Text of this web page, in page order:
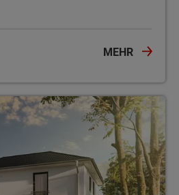
MEHR